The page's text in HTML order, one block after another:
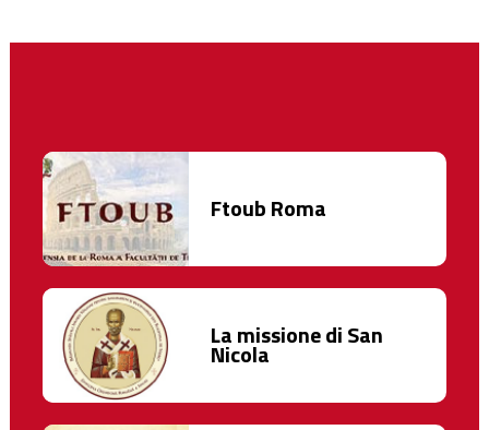
Ftoub Roma
La missione di San
Nicola